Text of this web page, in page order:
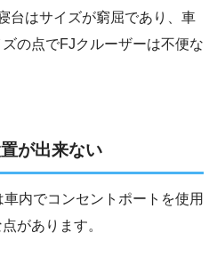
台はサイズが窮屈であり、車
の点でFJクルーザーは不便な
が出来ない
内でコンセントポートを使用
があります。